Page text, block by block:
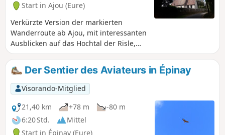
Start in Ajou (Eure)
Verkürzte Version der markierten
Wanderroute ab Ajou, mit interessanten
Ausblicken auf das Hochtal der Risle,
ihre Mühlen, darunter die sehr hübsche
Rouge Moulin, das charmante Dorf
Champignolles und im Sommer
angenehme Waldabschnitte. Die 4 km
nach Ajou sind hingegen wenig
interessant, daher der Vorschlag, von
der Kirche Saint Aubin aus zu starten.
Gelbe Markierung
Der Sentier des Aviateurs in Épinay
Visorando-Mitglied
21,40 km
+78 m
-80 m
6:20 Std.
Mittel
Start in Épinay (Eure)